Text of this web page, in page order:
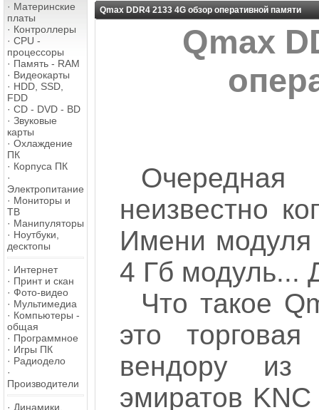
· Материнские
платы
· Контроллеры
· CPU -
процессоры
· Память - RAM
· Видеокарты
· HDD, SSD,
FDD
· CD - DVD - BD
· Звуковые
карты
· Охлаждение
ПК
· Корпуса ПК
·
Электропитание
· Мониторы и
ТВ
· Манипуляторы
· Ноутбуки,
десктопы
· Интернет
· Принт и скан
· Фото-видео
· Мультимедиа
· Компьютеры -
общая
· Программное
· Игры ПК
· Радиодело
·
Производители
· Динамики,
Qmax DDR4 2133 4G обзор оперативной памяти
Qmax
Очередная
неизвестно
Имени модуля
4 Гб модуль...
Что такое
это
вендору из
эмиратов